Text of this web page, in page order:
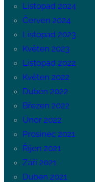
Listopad 2024
Červen 2024
Listopad 2023
Květen 2023
Listopad 2022
Květen 2022
Duben 2022
Březen 2022
Únor 2022
Prosinec 2021
Říjen 2021
Září 2021
Duben 2021